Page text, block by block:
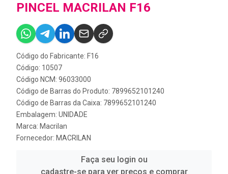
PINCEL MACRILAN F16
Código do Fabricante: F16
Código: 10507
Código NCM: 96033000
Código de Barras do Produto: 7899652101240
Código de Barras da Caixa: 7899652101240
Embalagem: UNIDADE
Marca: Macrilan
Fornecedor: MACRILAN
Faça seu login ou
cadastre-se para ver preços e comprar